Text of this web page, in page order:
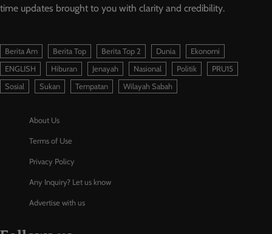
time updates brought to you with clarity and credibility.
Berita Am Berita Top Berita Top 2 Dunia
Ekonomi
ENGLISH
Hiburan Jenayah Nasional Politik
PRU15
Sosial
Sukan Tempatan Wilayah Sabah
About Us
Terms of Use
Privacy Policy
Any Inquiry? Let us know
Advertise with us